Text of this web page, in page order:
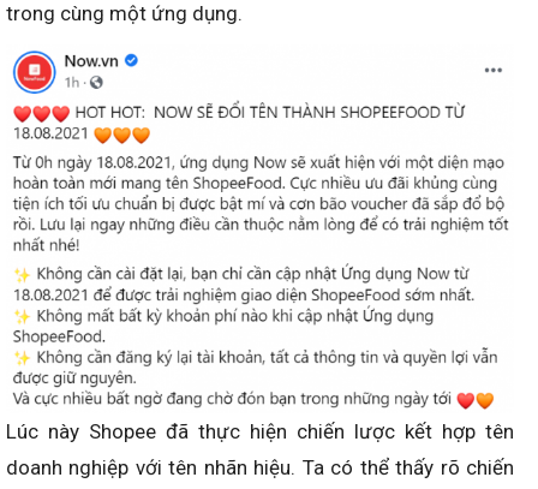
trong cùng một ứng dụng.
Lúc này Shopee đã thực hiện chiến lược kết hợp tên
doanh nghiệp với tên nhãn hiệu. Ta có thể thấy rõ chiến